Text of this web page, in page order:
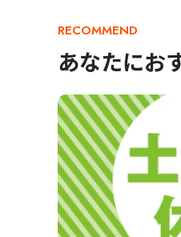
RECOMMEND
あなたにお